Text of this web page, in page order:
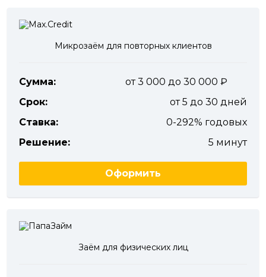
Микрозаём для повторных клиентов
Сумма:
от 3 000 до 30 000
Срок:
от 5 до 30 дней
Ставка:
0-292% годовых
Решение:
5 минут
Оформить
Заём для физических лиц